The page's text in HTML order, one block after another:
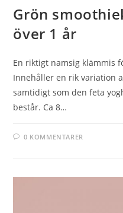
Grön
över 1 år
En riktigt namsig klämmis
Innehåller en rik variation
samtidigt som den feta
består. Ca 8…
0 KOMMENTARER